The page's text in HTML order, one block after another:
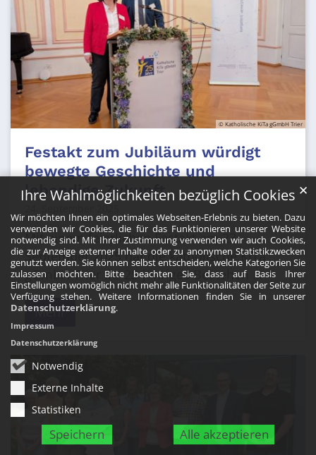
Ihre Wahlmöglichkeiten bezüglich Cookies
Wir möchten Ihnen ein optimales Webseiten-Erlebnis zu bieten. Dazu
verwenden wir Cookies, die für das Funktionieren unserer Website
notwendig sind. Mit Ihrer Zustimmung verwenden wir auch Cookies,
die zur Anzeige externer Inhalte oder zu anonymen Statistikzwecken
genutzt werden. Sie können selbst entscheiden, welche Kategorien Sie
zulassen möchten. Bitte beachten Sie, dass auf Basis Ihrer
Einstellungen womöglich nicht mehr alle Funktionalitäten der Seite zur
Verfügung stehen. Weitere Informationen finden Sie in unserer
Datenschutzerklärung.
Notwendig
Externe Inhalte
Statistiken
Speichern Alle akzeptieren
✕
Impressum
Datenschutzerklärung
© Katholische KiTa gGmbH Trier
Festakt zum Jubiläum würdigt
bewegte Geschichte und
lebendige Zukunft
24. September 2025
Mit einem feierlichen Festakt am 23.
September 2025 hat die katholische KiTa
gGmbH Trier ihr 25-jähriges Bestehen ...
Mehr